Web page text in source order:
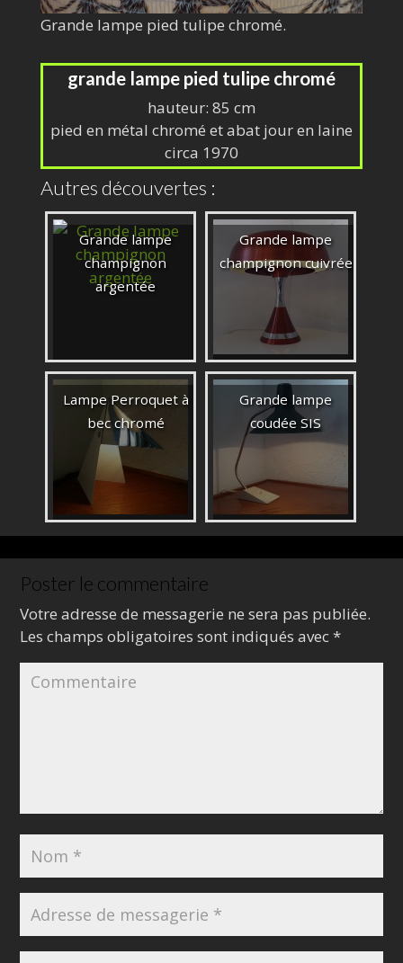
Grande lampe pied tulipe chromé.
grande lampe pied tulipe chromé
hauteur: 85 cm
pied en métal chromé et abat jour en laine
circa 1970
Autres découvertes :
Grande lampe
champignon
argentée
Grande lampe
champignon cuivrée
Lampe Perroquet à
bec chromé
Grande lampe
coudée SIS
Poster le commentaire
Votre adresse de messagerie ne sera pas publiée.
Les champs obligatoires sont indiqués avec*